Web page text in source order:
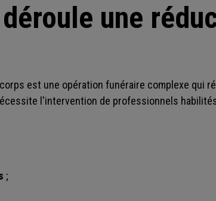
une
est une opération funéraire complexe qui
l'intervention de professionnels
;